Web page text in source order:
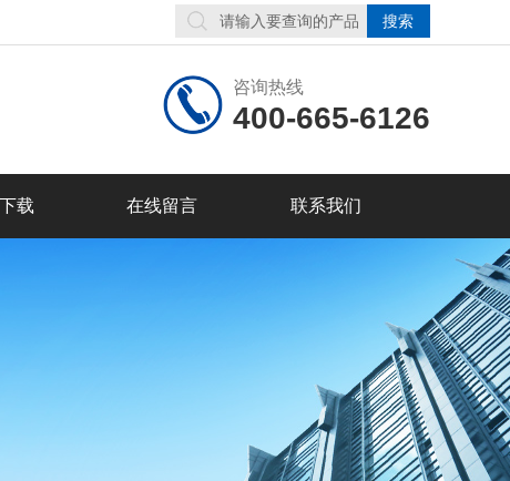
咨询热线
400-665-6126
载 在线留言 联系我们